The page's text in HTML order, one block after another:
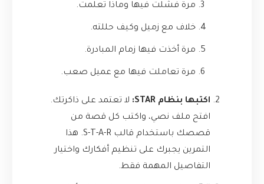
مرة فشلت فيها وماذا تعلمت.
خلاف مع زميل وكيف حللته.
مرة أخذت فيها زمام المبادرة.
مرة تعاملت فيها مع عميل صعب.
اكتبها بنظام STAR:
لا تعتمد على ذاكرتك.
افتح ملف نصي، واكتب كل قصة من
قصصك باستخدام قالب S-T-A-R. هذا
التمرين يجبرك على تنظيم أفكارك واختيار
التفاصيل المهمة فقط.